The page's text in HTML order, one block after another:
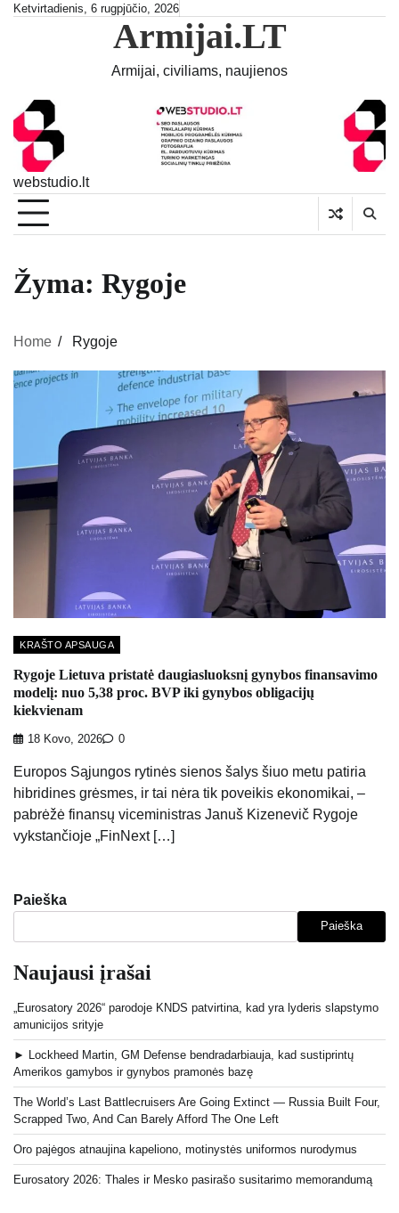
SkipKetvirtadienis, 6 rugpjūčio, 2026
Armijai.LT
Armijai, civiliams, naujienos
webstudio.lt
Žyma: Rygoje
Home Rygoje
KRAŠTO APSAUGA
Rygoje Lietuva pristatė daugiasluoksnį gynybos finansavimo
modelį: nuo 5,38 proc. BVP iki gynybos obligacijų
kiekvienam
18 Kovo, 2026 0
Europos Sąjungos rytinės sienos šalys šiuo metu patiria
hibridines grėsmes, ir tai nėra tik poveikis ekonomikai, –
pabrėžė finansų viceministras Januš Kizenevič Rygoje
vykstančioje „FinNext […]
Paieška
Paieška
Naujausi įrašai
„Eurosatory 2026“ parodoje KNDS patvirtina, kad yra lyderis slapstymo
amunicijos srityje
► Lockheed Martin, GM Defense bendradarbiauja, kad sustiprintų
Amerikos gamybos ir gynybos pramonės bazę
The World’s Last Battlecruisers Are Going Extinct — Russia Built Four,
Scrapped Two, And Can Barely Afford The One Left
Oro pajėgos atnaujina kapeliono, motinystės uniformos nurodymus
Eurosatory 2026: Thales ir Mesko pasirašo susitarimo memorandumą